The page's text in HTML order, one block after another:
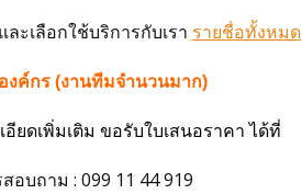
ะเลือกใช้บริการกับเรา รายชื่อทั้งหมด
งค์กร (งานทีมจำนวนมาก)
อียดเพิ่มเติม ขอรับใบเสนอราคา ได้ที่
อบถาม : 099 11 44 919